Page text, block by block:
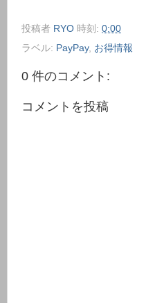
投稿者 RYO 時刻: 0:00
ラベル: PayPay, お得情報
0 件のコメント:
コメントを投稿